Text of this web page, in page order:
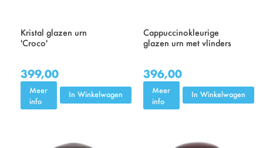
Kristal glazen urn
'Croco'
399,00
Meer
info
In Winkelwagen
Cappuccinokleurige
glazen urn met vlinders
396,00
Meer
info
In Winkelwagen